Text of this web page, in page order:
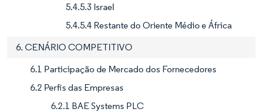
5.4.5.3 Israel
5.4.5.4 Restante do Oriente Médio e África
6. CENÁRIO COMPETITIVO
6.1 Participação de Mercado dos Fornecedores
6.2 Perfis das Empresas
6.2.1 BAE Systems PLC